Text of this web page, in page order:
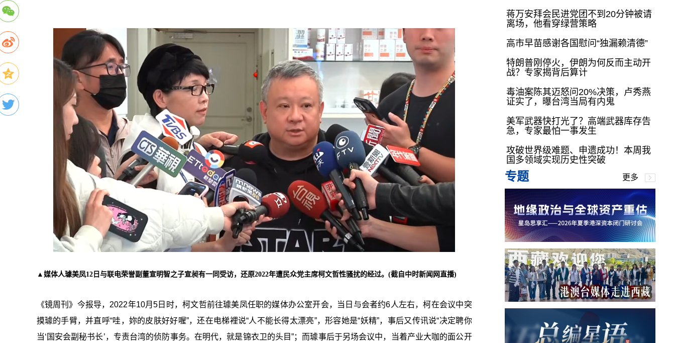
▲媒体人璩美凤12日与联电荣誉副董宣明智之子宣昶有一同受访，还原2022年遭民众党主席柯文哲性骚扰的经过。(截自中时新闻网直播)
《镜周刊》今报导，2022年10月5日时，柯文哲前往璩美凤任职的媒体办公室开会，当日与会者约6人左右，柯在会议中突
摸璩的手臂，并直呼“哇，妳的皮肤好好喔”，还在电梯裡说“人不能长得太漂亮”，形容她是“妖精”，事后又传讯说“决定聘你
当‘ 国安会副秘书长’，专责台湾的侦防事务。在明代，就是锦衣卫的头目”；而璩事后于另场会议中，当着产业大咖的面公开
蒋万安拜会民进党团不到20分钟被请
离场，他看穿绿营策略
高市早苗感谢各国慰问“独漏赖清德”
特朗普刚停火，伊朗为何反而主动开
战？专家揭背后算计
毒油案陈其迈怒问20%决策，卢秀燕
证实了，曝台湾当局有内鬼
美军武器快打光了？高端武器库存告
急，专家最怕一事发生
攻破世界级难题、申遗成功！本周我
国多领域实现历史性突破
专题 更多